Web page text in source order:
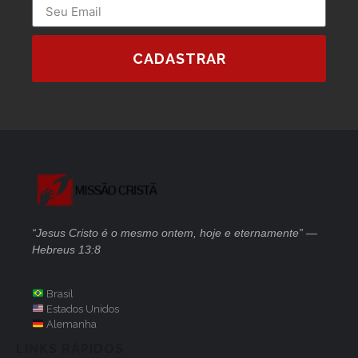
CADASTRAR
“Jesus Cristo é o mesmo ontem, hoje e eternamente” —
Hebreus 13:8
Brasil
Estados Unidos
Alemanha